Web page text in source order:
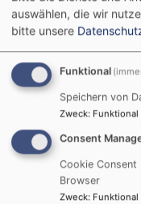
Fr, 24.12.
Minikirche zu
Gottesdienst für
Geburt Christi"
Team Minikirche und
Herrieden
auswählen, die wir
bitte unsere
Funktional
Speichern von
Zweck: Funktional
Consent
Cookie Consent
Browser
Zweck: Funktional